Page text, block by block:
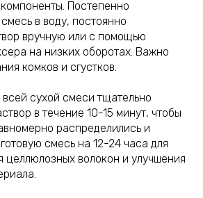
Постепенно
в воду, постоянно
вручную или с помощью
на низких оборотах. Важно
комков и сгустков.
сухой смеси тщательно
в течение 10-15 минут, чтобы
распределились и
смесь на 12-24 часа для
целлюлозных волокон и улучшения